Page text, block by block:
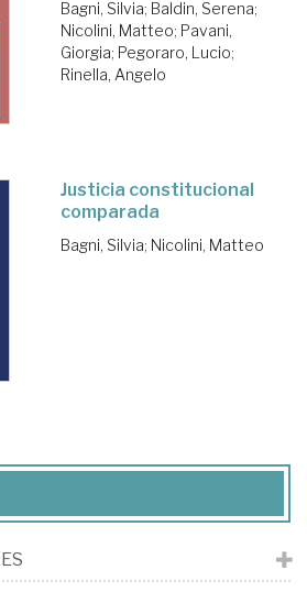
Bagni, Silvia; Baldin, Serena;
Nicolini, Matteo; Pavani,
Giorgia; Pegoraro, Lucio;
Rinella, Angelo
Justicia constitucional
comparada
Bagni, Silvia; Nicolini, Matteo